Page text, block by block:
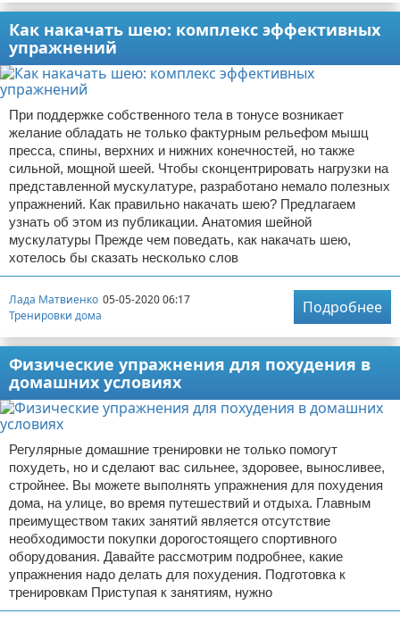
Как накачать шею: комплекс эффективных
упражнений
При поддержке собственного тела в тонусе возникает
желание обладать не только фактурным рельефом мышц
пресса, спины, верхних и нижних конечностей, но также
сильной, мощной шеей. Чтобы сконцентрировать нагрузки на
представленной мускулатуре, разработано немало полезных
упражнений. Как правильно накачать шею? Предлагаем
узнать об этом из публикации. Анатомия шейной
мускулатуры Прежде чем поведать, как накачать шею,
хотелось бы сказать несколько слов
Лада Матвиенко 05-05-2020 06:17
Тренировки дома
Подробнее
Физические упражнения для похудения в
домашних условиях
Регулярные домашние тренировки не только помогут
похудеть, но и сделают вас сильнее, здоровее, выносливее,
стройнее. Вы можете выполнять упражнения для похудения
дома, на улице, во время путешествий и отдыха. Главным
преимуществом таких занятий является отсутствие
необходимости покупки дорогостоящего спортивного
оборудования. Давайте рассмотрим подробнее, какие
упражнения надо делать для похудения. Подготовка к
тренировкам Приступая к занятиям, нужно